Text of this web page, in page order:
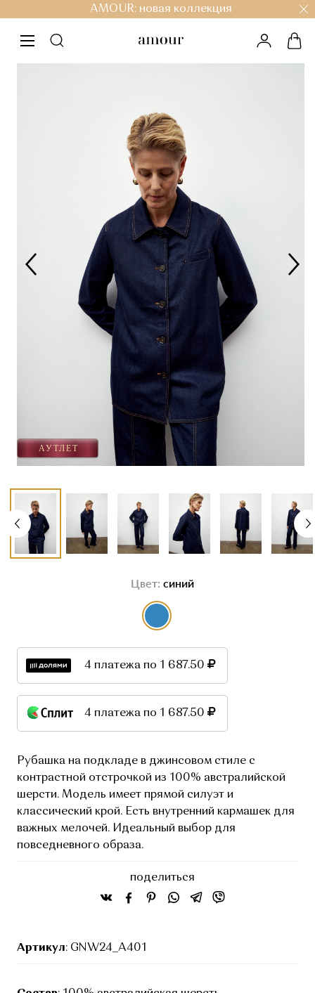
AMOUR: новая коллекция
меню личный
Цвет: синий
выбор цвета
4 платежа по 1 687.50
4 платежа по 1 687.50
Рубашка на подкладе в джинсовом стиле с
контрастной отстрочкой из 100% австралийской
шерсти. Модель имеет прямой силуэт и
классический крой. Есть внутренний кармашек для
важных мелочей. Идеальный выбор для
повседневного образа.
поделиться
Артикул: GNW24_A401